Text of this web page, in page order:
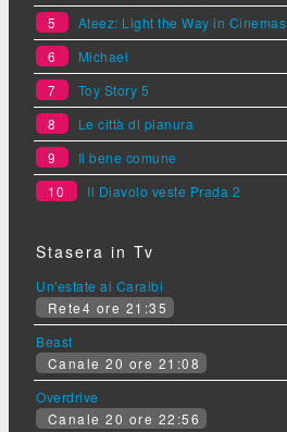
5
Ateez: Light the Way in Cinemas
6
Michael
7
Toy Story 5
8
Le città di pianura
9
Il bene comune
10
Il Diavolo veste Prada 2
Stasera in Tv
Un'estate ai Caraibi
Rete4 ore 21:35
Beast
Canale 20 ore 21:08
Overdrive
Canale 20 ore 22:56